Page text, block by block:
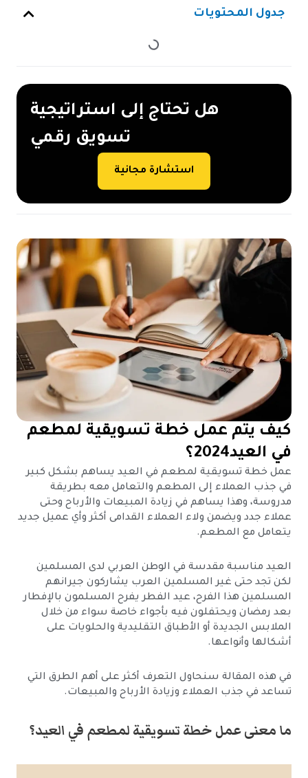
جدول المحتويات
هل تحتاج إلى استراتيجية
تسويق رقمي
استشارة مجانية
كيف يتم عمل خطة تسويقية لمطعم
في العيد2024؟
عمل خطة تسويقية لمطعم في العيد يساهم بشكل كبير
في جذب العملاء إلى المطعم والتعامل معه بطريقة
مدروسة، وهذا يساهم في زيادة المبيعات والأرباح وحتى
عملاء جدد ويضمن ولاء العملاء القدامى أكثر وأي عميل جديد
يتعامل مع المطعم.
العيد مناسبة مقدسة في الوطن العربي لدى المسلمين
لكن تجد حتى غير المسلمين العرب يشاركون جيرانهم
المسلمين هذا الفرح، عيد الفطر يفرح المسلمون بالإفطار
بعد رمضان ويحتفلون فيه بأجواء خاصة سواء من خلال
الملابس الجديدة أو الأطباق التقليدية والحلويات على
أشكالها وأنواعها.
في هذه المقالة سنحاول التعرف أكثر على أهم الطرق التي
تساعد في جذب العملاء وزيادة الأرباح والمبيعات.
ما معنى عمل خطة تسويقية لمطعم في العيد؟